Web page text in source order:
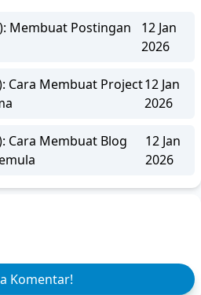
Membuat Postingan
12 Jan
2026
Cara Membuat Project12 Jan
2026
Cara Membuat Blog
12 Jan
2026
Buka Komentar!